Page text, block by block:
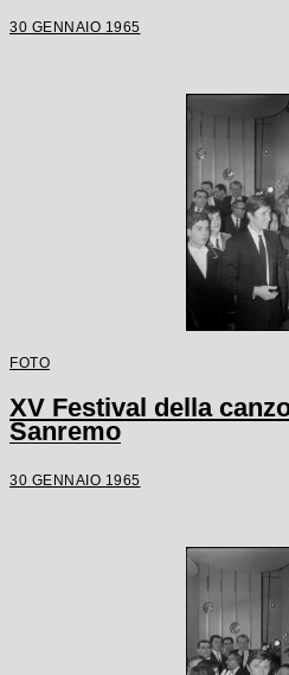
30 GENNAIO 1965
FOTO
XV Festival della
Sanremo
30 GENNAIO 1965